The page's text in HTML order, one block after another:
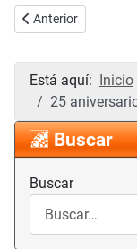
Artículo anterior:
Anterior
Está aquí: Inicio
25
Buscar
Buscar